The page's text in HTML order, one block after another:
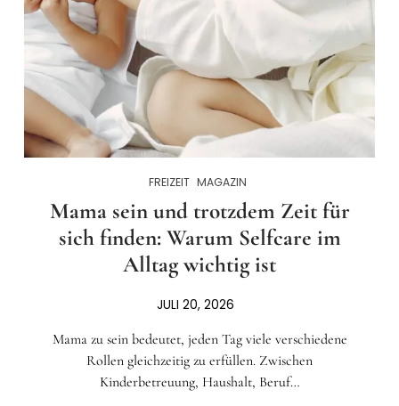
FREIZEIT MAGAZIN
Mama sein und trotzdem Zeit für
sich finden: Warum Selfcare im
Alltag wichtig ist
JULI 20, 2026
Mama zu sein bedeutet, jeden Tag viele verschiedene
Rollen gleichzeitig zu erfüllen. Zwischen
Kinderbetreuung, Haushalt, Beruf…